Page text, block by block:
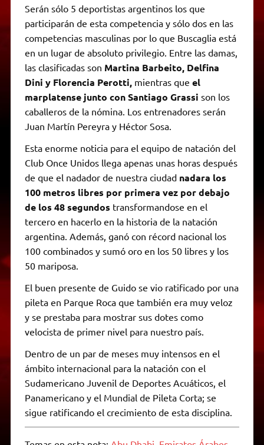
Serán sólo 5 deportistas argentinos los que
participarán de esta competencia y sólo dos en las
competencias masculinas por lo que Buscaglia está
en un lugar de absoluto privilegio. Entre las damas,
las clasificadas son Martina Barbeito, Delfina
Dini y Florencia Perotti, mientras que el
marplatense junto con Santiago Grassi son los
caballeros de la nómina. Los entrenadores serán
Juan Martín Pereyra y Héctor Sosa.
Esta enorme noticia para el equipo de natación del
Club Once Unidos llega apenas unas horas después
de que el nadador de nuestra ciudad nadara los
100 metros libres por primera vez por debajo
de los 48 segundos transformandose en el
tercero en hacerlo en la historia de la natación
argentina. Además, ganó con récord nacional los
100 combinados y sumó oro en los 50 libres y los
50 mariposa.
El buen presente de Guido se vio ratificado por una
pileta en Parque Roca que también era muy veloz
y se prestaba para mostrar sus dotes como
velocista de primer nivel para nuestro país.
Dentro de un par de meses muy intensos en el
ámbito internacional para la natación con el
Sudamericano Juvenil de Deportes Acuáticos, el
Panamericano y el Mundial de Pileta Corta; se
sigue ratificando el crecimiento de esta disciplina.